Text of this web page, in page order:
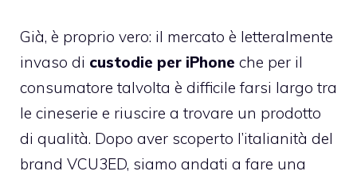
Già, è proprio vero: il mercato è letteralmente
invaso di custodie per iPhone che per il
consumatore talvolta è difficile farsi largo tra
le cineserie e riuscire a trovare un prodotto
di qualità. Dopo aver scoperto l’italianità del
brand VCU3ED, siamo andati a fare una